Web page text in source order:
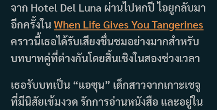
จาก Hotel Del Luna ผ่านไปหกปี ไอยูกลับมา
อีกครั้งในWhen Life Gives You Tangerines
คราวนี้เธอได้รับเสียงชื่นชมอย่างมากสำหรับ
บทบาทคู่ที่ต่างกันโดยสิ้นเชิงในสองช่วงเวลา
เธอรับบทเป็น “แอซุน” เด็กสาวจากเกาะเชจู
ที่มีนิสัยเข้มงวด รักการอ่านหนังสือ และอยู่ใน